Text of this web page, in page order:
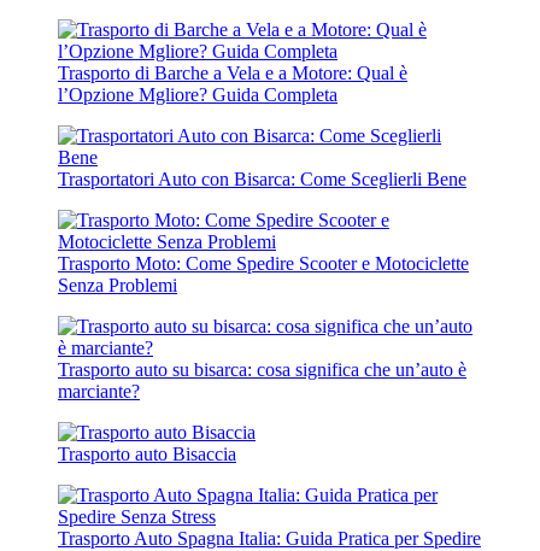
Trasporto di Barche a Vela e a Motore: Qual è
l’Opzione Mgliore? Guida Completa
Trasportatori Auto con Bisarca: Come Sceglierli Bene
Trasporto Moto: Come Spedire Scooter e Motociclette
Senza Problemi
Trasporto auto su bisarca: cosa significa che un’auto è
marciante?
Trasporto auto Bisaccia
Trasporto Auto Spagna Italia: Guida Pratica per Spedire